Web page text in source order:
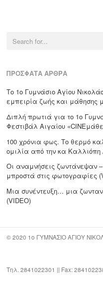
ΠΡΌΣΦΑΤΑ ΆΡΘΡΑ
Το 1ο Γυμνάσιο Αγίου
εμπειρία ζωής και μάθησης
Διπλή πρωτιά για το 1ο
Φεστιβάλ Αιγαίου
100 χρόνια φως. Το θερμό
ομιλία από την κα
Οι αναμνήσεις ζωντάνεψαν
μπροστά στις φωτογραφίες
Μια συνέντευξη… μια
(VIDEO)
© 2020 1ο ΓΥΜΝΑΣΙΟ ΑΓΙΟΥ
Τηλ. 2841022301 || Fax: